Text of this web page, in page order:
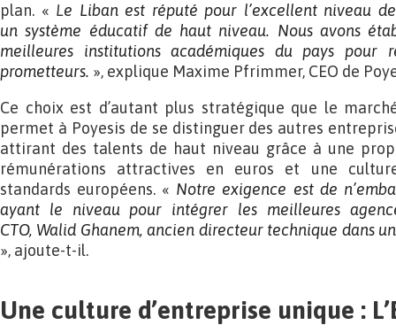
plan. « Le Liban est réputé pour l’excellent niveau
unsystème éducatif de haut niveau. Nous avons
meilleures institutions académiques du pays pour
prometteurs. », explique Maxime Pfrimmer, CEO de
Ce choix est d’autant plus stratégique que le
permet à Poyesis de se distinguer des autres
attirant des talents de haut niveau grâce à une
rémunérations attractives en euros et une
standards européens. « Notre exigence est de
ayant le niveau pour intégrer les meilleures
CTO, Walid Ghanem, ancien directeur technique dans
», ajoute-t-il.
Une culture d’entreprise unique :